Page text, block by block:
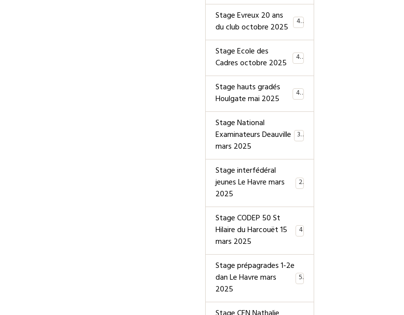
Stage Evreux 20 ans
du club octobre 2025
40
Stage Ecole des
Cadres octobre 2025
40
Stage hauts gradés
Houlgate mai 2025
44
Stage National
Examinateurs Deauville
mars 2025
39
Stage interfédéral
jeunes Le Havre mars
2025
2
Stage CODEP 50 St
Hilaire du Harcouët 15
mars 2025
4
Stage prépagrades 1-2e
dan Le Havre mars
2025
5